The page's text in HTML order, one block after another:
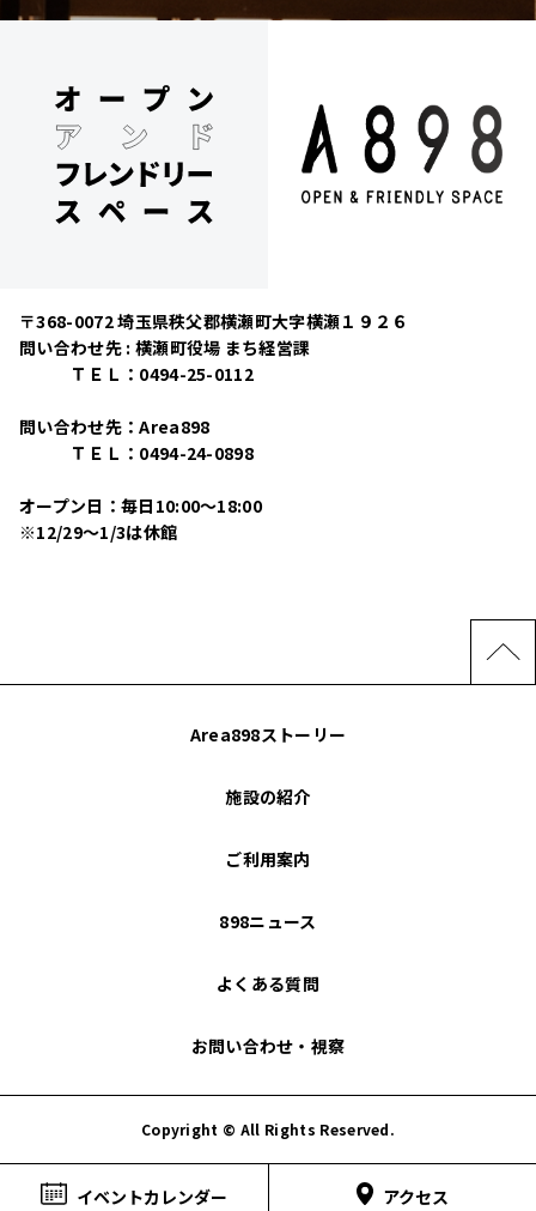
イベントカレンダー アクセス
〒368-0072 埼玉県秩父郡横瀬町大字横瀬１９２６
問い合わせ先 : 横瀬町役場 まち経営課
ＴＥＬ：0494-25-0112
問い合わせ先：Area898
ＴＥＬ：0494-24-0898
オープン日：毎日10:00〜18:00
※12/29〜1/3は休館
Area898ストーリー
施設の紹介
ご利用案内
898ニュース
よくある質問
お問い合わせ・視察
Copyright © All Rights Reserved.